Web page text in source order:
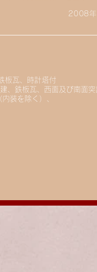
瓦、時計塔付
鉄板瓦、西面及び南面突
装を除く）、
2008年